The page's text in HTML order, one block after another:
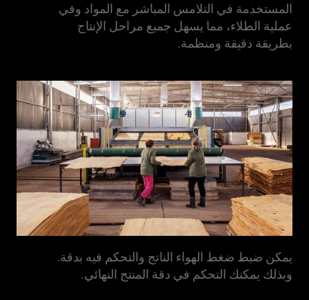
المستخدمة في التلامس المباشر مع المواد وفي
عملية الطلاء، مما يسهل جميع مراحل الإنتاج
بطريقة دقيقة ومنظمة.
يمكن ضبط ضغط الهواء الناتج والتحكم فيه بدقة.
وبذلك يمكنك التحكم في دقة المنتج النهائي.